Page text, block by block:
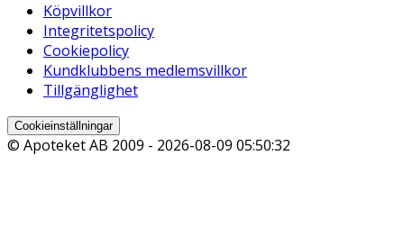
Köpvillkor
Integritetspolicy
Cookiepolicy
Kundklubbens medlemsvillkor
Tillgänglighet
Cookieinställningar
© Apoteket AB 2009 - 2026-08-09 05:50:32